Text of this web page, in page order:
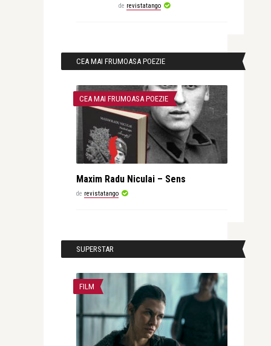
de revistatango
CEA MAI FRUMOASA POEZIE
CEA MAI FRUMOASA POEZIE
Maxim Radu Niculai – Sens
de revistatango
SUPERSTAR
FILM